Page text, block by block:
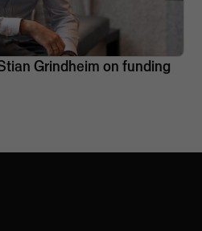
Grindheim on funding